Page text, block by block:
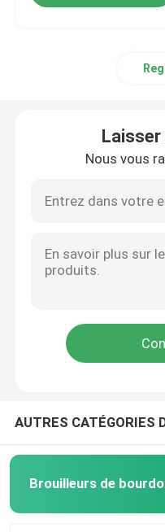
Maison
Des produits
Nous vous
AUTRES CATÉGORIES
Brouilleurs de